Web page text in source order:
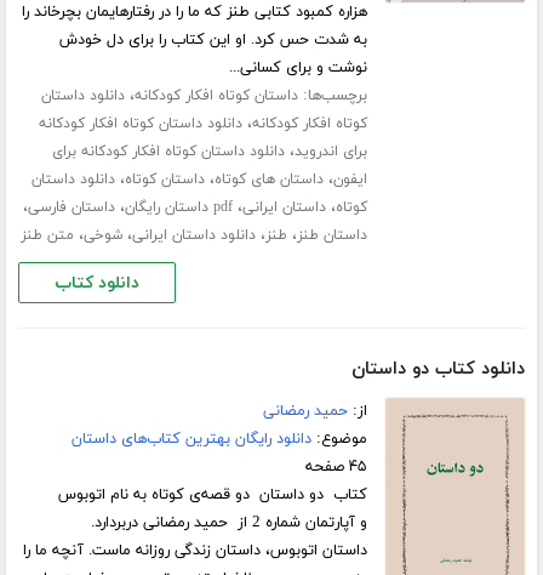
هزاره کمبود کتابی طنز که ما را در رفتارهایمان بچرخاند را
به شدت حس کرد. او این کتاب را برای دل خودش
نوشت و برای کسانی...
برچسب‌ها:داستان کوتاه افکار کودکانه،دانلود داستان
کوتاه افکار کودکانه،دانلود داستان کوتاه افکار کودکانه
برای اندروید،دانلود داستان کوتاه افکار کودکانه برای
ایفون،داستان های کوتاه،داستان کوتاه،دانلود داستان
کوتاه،داستان ایرانی،pdf داستان رایگان ،داستان فارسی،
داستان طنز، طنز،دانلود داستان ایرانی،شوخی، متن طنز
دانلود کتاب
دانلود کتاب دو داستان
از:حمید رمضانی
موضوع:دانلود رایگان بهترین کتاب‌های داستان
۴۵ صفحه
کتاب دو داستان دو قصه‌ی کوتاه به نام اتوبوس
و آپارتمان شماره 2 از حمید رمضانی دربردارد.
داستان اتوبوس، داستان زندگی روزانه ماست. آنچه ما را